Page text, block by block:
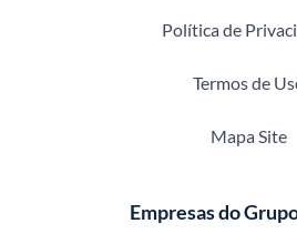
Política de
Termos de
Mapa Site
Empresas do